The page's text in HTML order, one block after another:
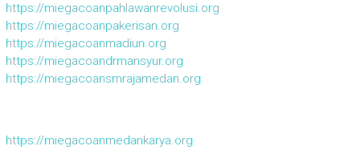
https://miegacoanpahlawanrevolusi.org
https://miegacoanpakerisan.org
https://miegacoanmadiun.org
https://miegacoandrmansyur.org
https://miegacoansmrajamedan.org
https://miegacoanmedankarya.org